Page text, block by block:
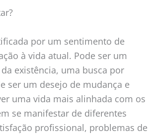
por um sentimento de
à vida atual. Pode ser um
existência, uma busca por
ser um desejo de mudança e
uma vida mais alinhada com os
se manifestar de diferentes
profissional, problemas de